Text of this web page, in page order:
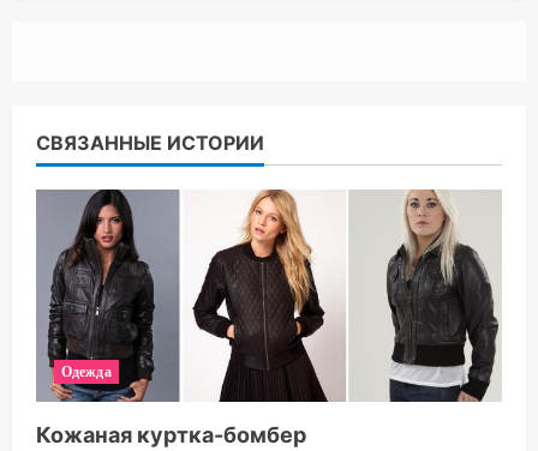
СВЯЗАННЫЕ ИСТОРИИ
Одежда
Кожаная куртка-бомбер